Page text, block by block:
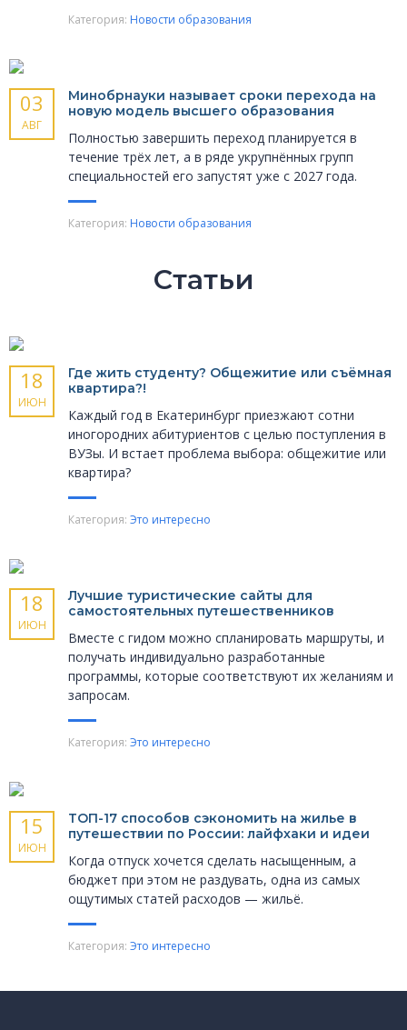
Категория: Новости образования
03
АВГ
Минобрнауки называет сроки перехода на
новую модель высшего образования
Полностью завершить переход планируется в
течение трёх лет, а в ряде укрупнённых групп
специальностей его запустят уже с 2027 года.
Категория: Новости образования
Статьи
18
ИЮН
Где жить студенту? Общежитие или съёмная
квартира?!
Каждый год в Екатеринбург приезжают сотни
иногородних абитуриентов с целью поступления в
ВУЗы. И встает проблема выбора: общежитие или
квартира?
Категория: Это интересно
18
ИЮН
Лучшие туристические сайты для
самостоятельных путешественников
Вместе с гидом можно спланировать маршруты, и
получать индивидуально разработанные
программы, которые соответствуют их желаниям и
запросам.
Категория: Это интересно
15
ИЮН
ТОП-17 способов сэкономить на жилье в
путешествии по России: лайфхаки и идеи
Когда отпуск хочется сделать насыщенным, а
бюджет при этом не раздувать, одна из самых
ощутимых статей расходов — жильё.
Категория: Это интересно